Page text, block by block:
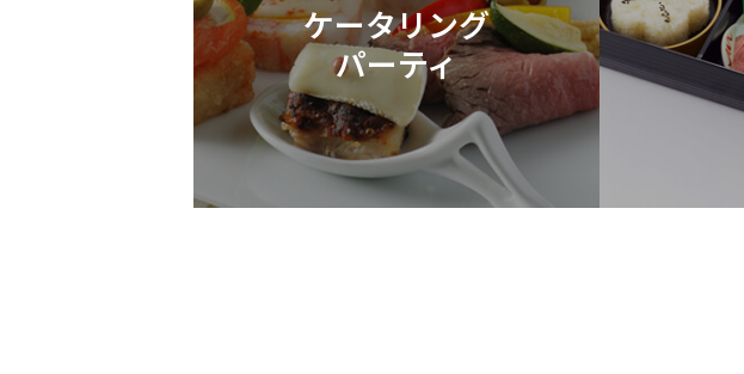
ケータリング
パーティ